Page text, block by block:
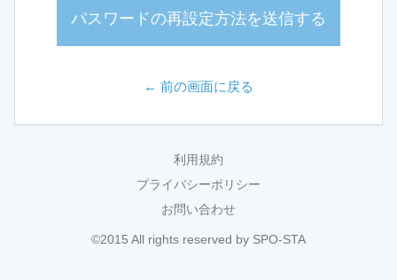
パスワードの再設定方法を送信する
← 前の画面に戻る
利用規約
プライバシーポリシー
お問い合わせ
©2015 All rights reserved by SPO-STA